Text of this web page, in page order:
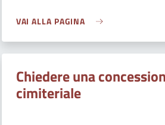
VAI ALLA PAGINA
Chiedere una
cimiteriale